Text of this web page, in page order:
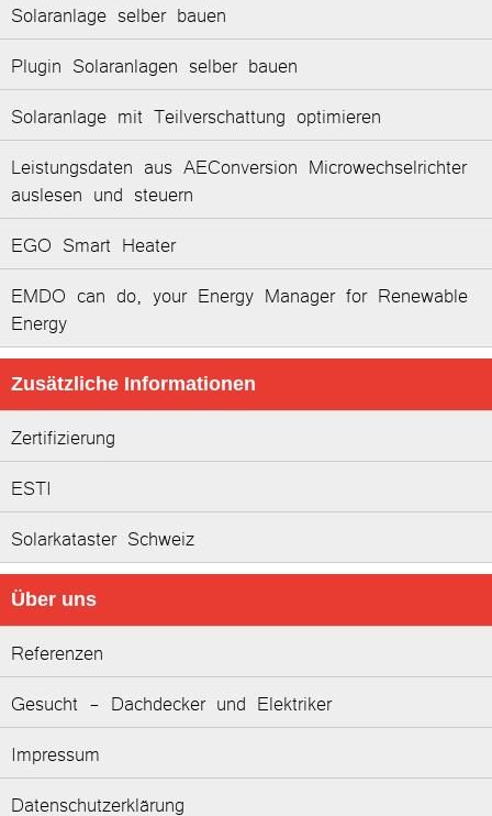
Solaranlage selber bauen
Plugin Solaranlagen selber bauen
Solaranlage mit Teilverschattung optimieren
Leistungsdaten aus AEConversion Microwechselrichter
auslesen und steuern
EGO Smart Heater
EMDO can do, your Energy Manager for Renewable
Energy
Zusätzliche Informationen
Zertifizierung
ESTI
Solarkataster Schweiz
Über uns
Referenzen
Gesucht - Dachdecker und Elektriker
Impressum
Datenschutzerklärung